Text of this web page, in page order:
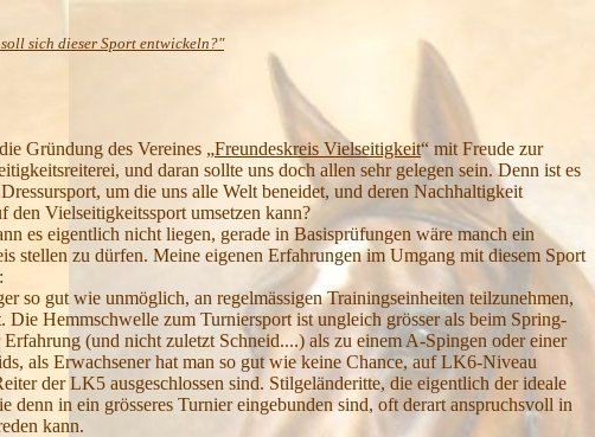
soll sich dieser Sport entwickeln?"
Gründung des Vereines „Freundeskreis Vielseitigkeit“ mit Freude zur
und daran sollte uns doch allen sehr gelegen sein.Denn ist es
um die uns alle Welt beneidet, und deren Nachhaltigkeit
Vielseitigkeitssport umsetzen kann?
es eigentlich nicht liegen, gerade in Basisprüfungen wäre manch ein
stellen zu dürfen. Meine eigenen Erfahrungen im Umgang mit diesem Sport
so gut wie unmöglich, an regelmässigen Trainingseinheiten teilzunehmen,
Hemmschwelle zum Turniersport ist ungleich grösser als beim Spring-
(und nicht zuletzt Schneid....) als zu einem A-Spingen oder einer
als Erwachsener hat man so gut wie keine Chance, auf LK6-Niveau
der LK5 ausgeschlossen sind. Stilgeländeritte, die eigentlich der ideale
denn in ein grösseres Turnier eingebunden sind, oft derart anspruchsvoll in
kann.